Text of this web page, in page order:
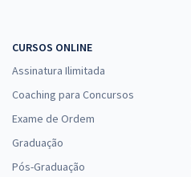
CURSOS ONLINE
Assinatura Ilimitada
Coaching para Concursos
Exame de Ordem
Graduação
Pós-Graduação